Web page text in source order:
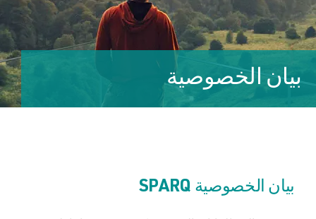
المشاريع
الأخبار
دعم المشروع
المشاريع
الأخبار
بيان الخصوصية
بيان الخصوصية SPARQ